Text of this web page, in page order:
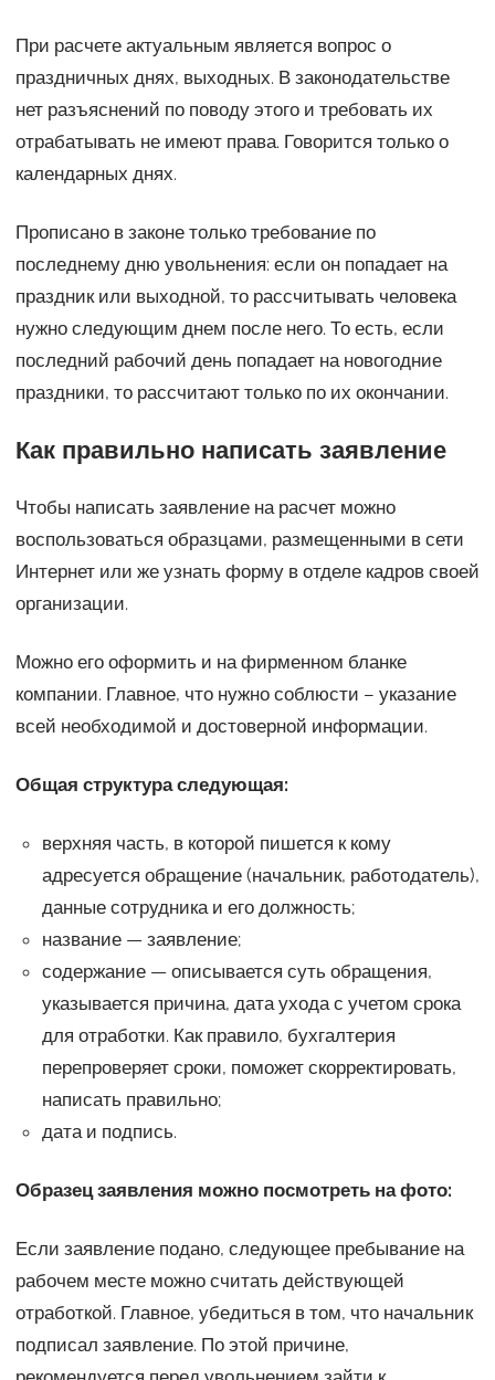
При расчете актуальным является вопрос о
праздничных днях, выходных. В законодательстве
нет разъяснений по поводу этого и требовать их
отрабатывать не имеют права. Говорится только о
календарных днях.
Прописано в законе только требование по
последнему дню увольнения: если он попадает на
праздник или выходной, то рассчитывать человека
нужно следующим днем после него. То есть, если
последний рабочий день попадает на новогодние
праздники, то рассчитают только по их окончании.
Как правильно написать заявление
Чтобы написать заявление на расчет можно
воспользоваться образцами, размещенными в сети
Интернет или же узнать форму в отделе кадров своей
организации.
Можно его оформить и на фирменном бланке
компании. Главное, что нужно соблюсти – указание
всей необходимой и достоверной информации.
Общая структура следующая:
верхняя часть, в которой пишется к кому
адресуется обращение (начальник, работодатель),
данные сотрудника и его должность;
название — заявление;
содержание — описывается суть обращения,
указывается причина, дата ухода с учетом срока
для отработки. Как правило, бухгалтерия
перепроверяет сроки, поможет скорректировать,
написать правильно;
дата и подпись.
Образец заявления можно посмотреть на фото:
Если заявление подано, следующее пребывание на
рабочем месте можно считать действующей
отработкой. Главное, убедиться в том, что начальник
подписал заявление. По этой причине,